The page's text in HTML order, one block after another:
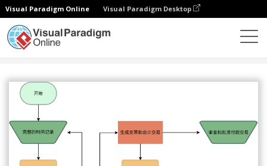
Visual Paradigm Online Visual Paradigm Desktop